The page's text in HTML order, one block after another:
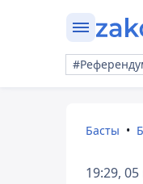
Басты
19:29,